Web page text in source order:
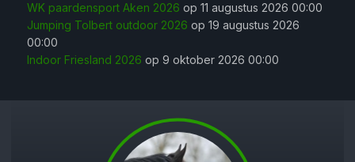
WK paardensport Aken 2026 op 11 augustus 2026 00:00
Jumping Tolbert outdoor 2026 op 19 augustus 2026
00:00
Indoor Friesland 2026 op 9 oktober 2026 00:00